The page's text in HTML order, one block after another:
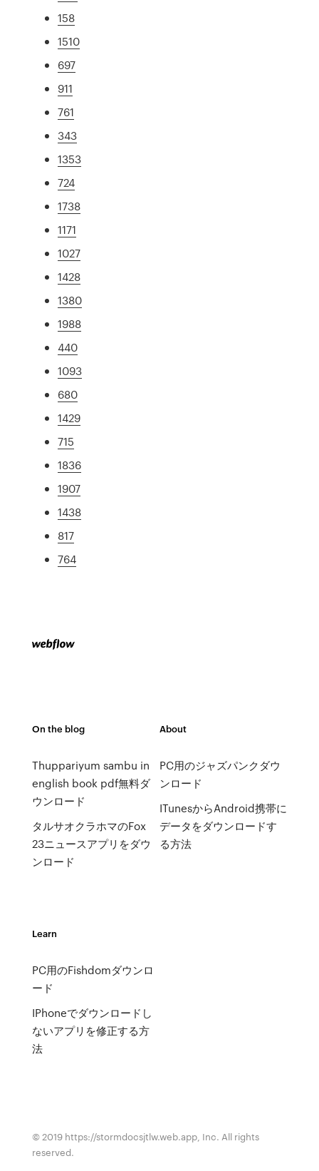
158
1510
697
911
761
343
1353
724
1738
1171
1027
1428
1380
1988
440
1093
680
1429
715
1836
1907
1438
817
764
On the blog
Thuppariyum sambu in
english book pdf無料ダ
ウンロード
タルサオクラホマのFox
23ニュースアプリをダウ
ンロード
About
PC用のジャズパンクダウ
ンロード
ITunesからAndroid携帯に
データをダウンロードす
る方法
Learn
PC用のFishdomダウンロ
ード
IPhoneでダウンロードし
ないアプリを修正する方
法
© 2019 https://stormdocsjtlw.web.app, Inc. All rights
reserved.